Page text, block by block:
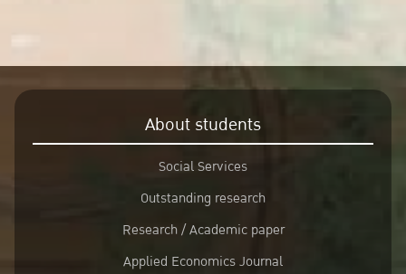
About students
Social Services
Outstanding research
Research / Academic paper
Applied Economics Journal